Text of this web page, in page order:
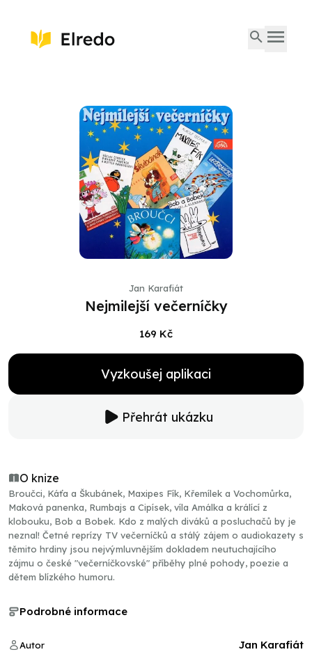
Jan Karafiát
Nejmilejší večerníčky
169 Kč
Vyzkoušej aplikaci
Přehrát ukázku
O knize
Broučci, Káťa a Škubánek, Maxipes Fík, Křemílek a Vochomůrka,
Maková panenka, Rumbajs a Cipísek, víla Amálka a králící z
klobouku, Bob a Bobek. Kdo z malých diváků a posluchačů by je
neznal! Četné reprízy TV večerníčků a stálý zájem o audiokazety s
těmito hrdiny jsou nejvýmluvnějším dokladem neutuchajícího
zájmu o české "večerníčkovské" příběhy plné pohody, poezie a
dětem blízkého humoru.
Podrobné informace
Autor Jan Karafiát